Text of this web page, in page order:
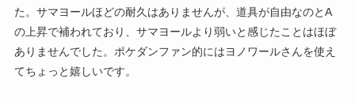
た。サマヨールほどの耐久はありませんが、道具が自由なのとA
の上昇で補われており、サマヨールより弱いと感じたことはほぼ
ありませんでした。ポケダンファン的にはヨノワールさんを使え
てちょっと嬉しいです。